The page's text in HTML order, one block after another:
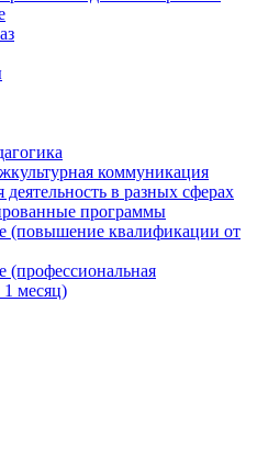
коммуникация
в разных сферах
программы
(повышение квалификации от
(профессиональная
1 месяц)